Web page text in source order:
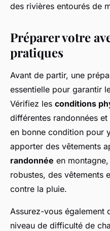
des rivières entourés de
Préparer votre
pratiques
Avant de partir, une
essentielle pour garantir
Vérifiez les conditions
différentes randonnées
en bonne condition pour
apporter des vêtements
randonnée en
robustes, des vêtements
contre la pluie.
Assurez-vous également
niveau de difficulté de